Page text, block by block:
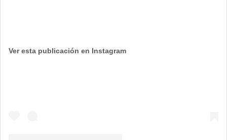
Ver esta publicación en Instagram